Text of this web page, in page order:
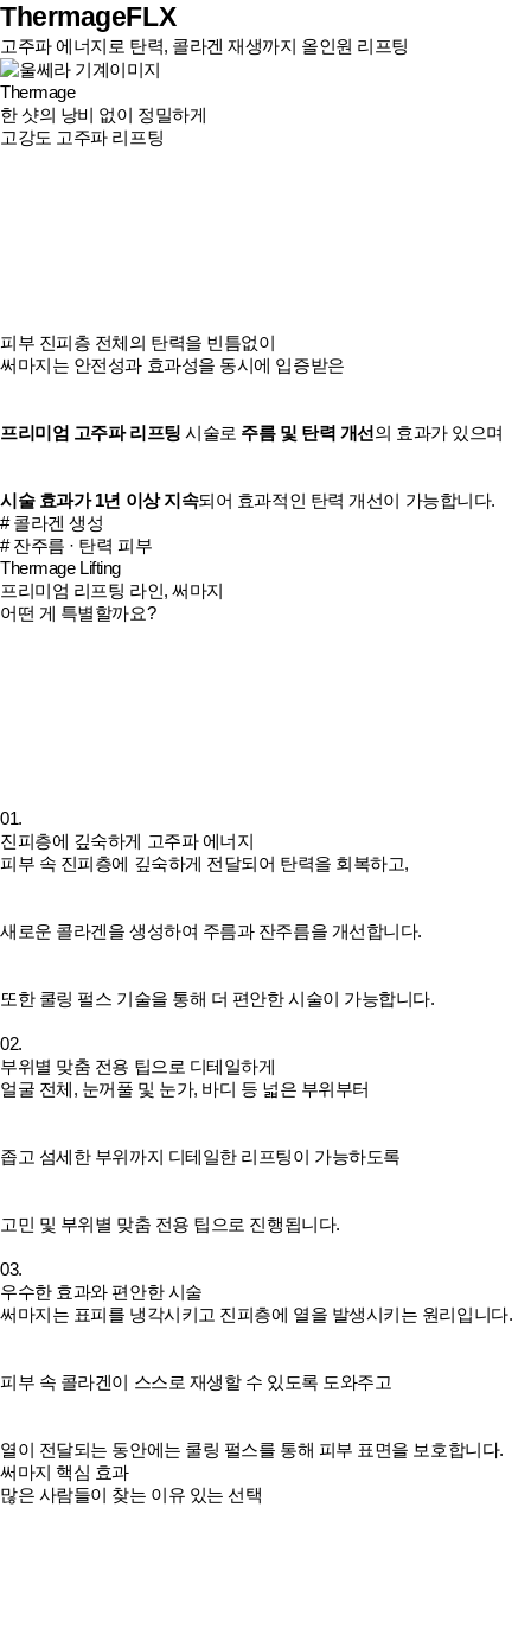
ThermageFLX
고주파 에너지로 탄력, 콜라겐 재생까지 올인원 리프팅
Thermage
한 샷의 낭비 없이 정밀하게
고강도 고주파 리프팅
피부 진피층 전체의 탄력을 빈틈없이
써마지는 안전성과 효과성을 동시에 입증받은
프리미엄 고주파 리프팅 시술로 주름 및 탄력 개선의 효과가 있으며
시술 효과가 1년 이상 지속되어 효과적인 탄력 개선이 가능합니다.
# 콜라겐 생성
# 잔주름 · 탄력 피부
Thermage Lifting
프리미엄 리프팅 라인, 써마지
어떤 게 특별할까요?
01.
진피층에 깊숙하게 고주파 에너지
피부 속 진피층에 깊숙하게 전달되어 탄력을 회복하고,
새로운 콜라겐을 생성하여 주름과 잔주름을 개선합니다.
또한 쿨링 펄스 기술을 통해 더 편안한 시술이 가능합니다.
02.
부위별 맞춤 전용 팁으로 디테일하게
얼굴 전체, 눈꺼풀 및 눈가, 바디 등 넓은 부위부터
좁고 섬세한 부위까지 디테일한 리프팅이 가능하도록
고민 및 부위별 맞춤 전용 팁으로 진행됩니다.
03.
우수한 효과와 편안한 시술
써마지는 표피를 냉각시키고 진피층에 열을 발생시키는 원리입니다.
피부 속 콜라겐이 스스로 재생할 수 있도록 도와주고
열이 전달되는 동안에는 쿨링 펄스를 통해 피부 표면을 보호합니다.
써마지 핵심 효과
많은 사람들이 찾는 이유 있는 선택